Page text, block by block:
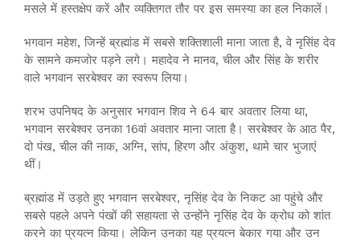
मसले में हस्तक्षेप करें और व्यक्तिगत तौर पर इस समस्या का हल निकालें।
भगवान महेश, जिन्हें ब्रह्मांड में सबसे शक्तिशाली माना जाता है, वे नृसिंह देव
के सामने कमजोर पड़ने लगे। महादेव ने मानव, चील और सिंह के शरीर
वाले भगवान सरबेश्वर का स्वरूप लिया।
शरभ उपनिषद के अनुसार भगवान शिव ने 64 बार अवतार लिया था,
भगवान सरबेश्वर उनका 16वां अवतार माना जाता है। सरबेश्वर के आठ पैर,
दो पंख, चील की नाक, अग्नि, सांप, हिरण और अंकुश, थामे चार भुजाएं
थीं।
ब्रह्मांड में उड़ते हुए भगवान सरबेश्वर, नृसिंह देव के निकट आ पहुंचे और
सबसे पहले अपने पंखों की सहायता से उन्होंने नृसिंह देव के क्रोध को शांत
करने का प्रयत्न किया। लेकिन उनका यह प्रयत्न बेकार गया और उन